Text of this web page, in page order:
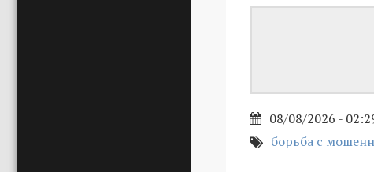
08/08/2026 -
борьба с